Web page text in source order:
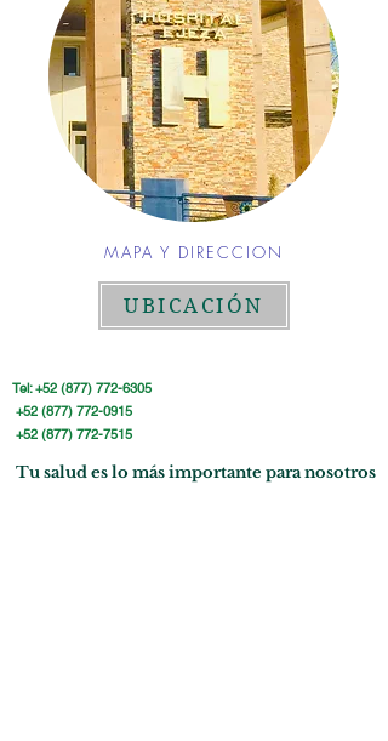
MAPA Y DIRECCION
UBICACIÓN
Tel:+52 (877) 772-6305
+52 (877) 772-0915
+52 (877) 772-7515
Tu salud es lo más importante para nosotros